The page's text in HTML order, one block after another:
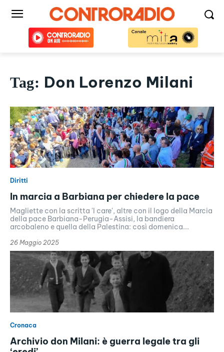
Tag: Don Lorenzo Milani
Diritti
In marcia a Barbiana per chiedere la pace
Magliette con la scritta 'I care', altre con il logo della Marcia
della pace Barbiana-Perugia-Assisi, la bandiera
arcobaleno e quella della Palestina: così domenica...
26 Maggio 2025
Cronaca
Archivio don Milani: è guerra legale tra gli